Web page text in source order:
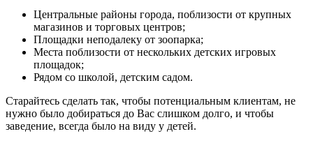
Центральные районы города, поблизости от крупных
магазинов и торговых центров;
Площадки неподалеку от зоопарка;
Места поблизости от нескольких детских игровых
площадок;
Рядом со школой, детским садом.
Старайтесь сделать так, чтобы потенциальным клиентам, не
нужно было добираться до Вас слишком долго, и чтобы
заведение, всегда было на виду у детей.